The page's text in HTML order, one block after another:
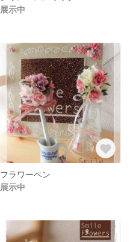
展示中
フラワーペン
展示中